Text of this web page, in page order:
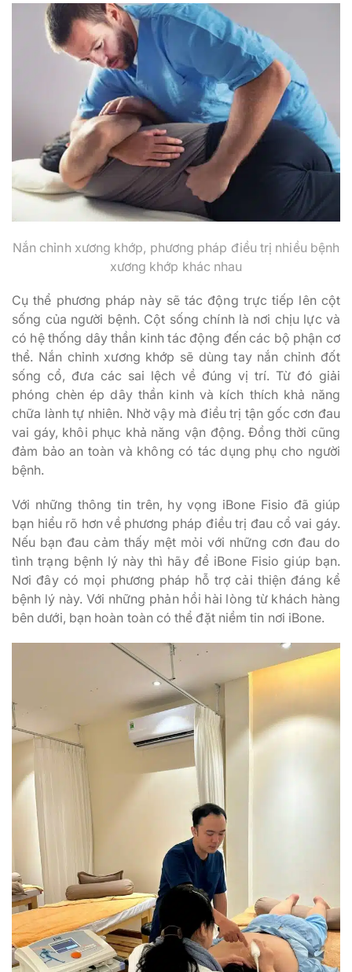
Nắn chỉnh xương khớp, phương pháp điều trị nhiều bệnh
xương khớp khác nhau
Cụ thể phương pháp này sẽ tác động trực tiếp lên cột
sống của người bệnh. Cột sống chính là nơi chịu lực và
có hệ thống dây thần kinh tác động đến các bộ phận cơ
thể. Nắn chỉnh xương khớp sẽ dùng tay nắn chỉnh đốt
sống cổ, đưa các sai lệch về đúng vị trí. Từ đó giải
phóng chèn ép dây thần kinh và kích thích khả năng
chữa lành tự nhiên. Nhờ vậy mà điều trị tận gốc cơn đau
vai gáy, khôi phục khả năng vận động. Đồng thời cũng
đảm bảo an toàn và không có tác dụng phụ cho người
bệnh.
Với những thông tin trên, hy vọng iBone Fisio đã giúp
bạn hiểu rõ hơn về phương pháp điều trị đau cổ vai gáy.
Nếu bạn đau cảm thấy mệt mỏi với những cơn đau do
tình trạng bệnh lý này thì hãy để iBone Fisio giúp bạn.
Nơi đây có mọi phương pháp hỗ trợ cải thiện đáng kể
bệnh lý này. Với những phản hồi hài lòng từ khách hàng
bên dưới, bạn hoàn toàn có thể đặt niềm tin nơi iBone.